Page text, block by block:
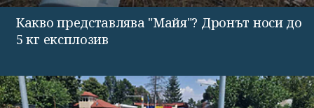
Какво представлява "Майя"? Дронът носи до
5 кг експлозив